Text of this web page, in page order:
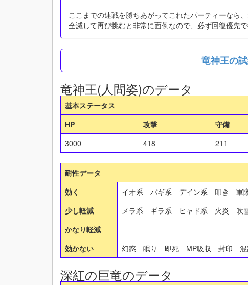
ここまでの連戦を勝ちあがってこれたパーティーなら、
全滅して再び挑むと非常に面倒なので、必ず回復優先で
竜神王の
竜神王(人間姿)のデータ
基本ステータス
HP
攻撃 守備
3000
418 211
耐性データ
効く
イオ系 バギ系 デイン系 叩き 軍
少し軽減
メラ系 ギラ系 ヒャド系 火炎 吹
かなり軽減
効かない
幻惑 眠り 即死 MP吸収 封印
深紅の巨竜のデータ